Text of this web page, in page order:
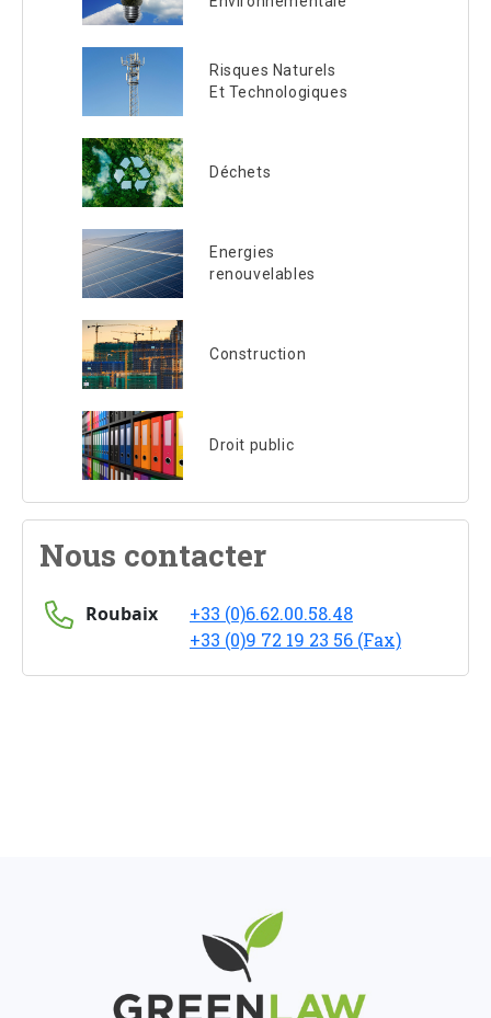
Risques Naturels
Et Technologiques
Déchets
Energies
renouvelables
Construction
Droit public
Nous contacter
Roubaix
+33 (0)6.62.00.58.48
+33 (0)9 72 19 23 56 (Fax)